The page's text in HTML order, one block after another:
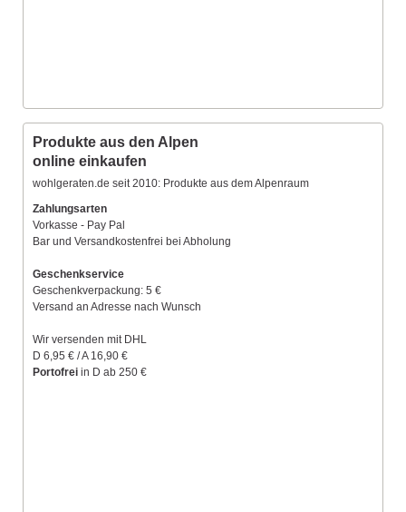
Produkte aus den Alpen
online einkaufen
wohlgeraten.de seit 2010: Produkte aus dem Alpenraum
Zahlungsarten
Vorkasse - Pay Pal
Bar und Versandkostenfrei bei Abholung
Geschenkservice
Geschenkverpackung: 5 €
Versand an Adresse nach Wunsch
Wir versenden mit DHL
D 6,95 € / A 16,90 €
Portofrei in D ab 250 €